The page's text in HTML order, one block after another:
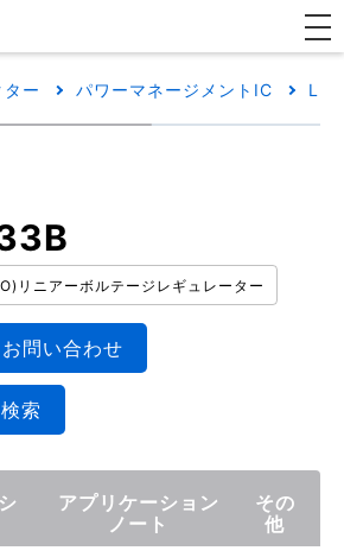
ー パワーマネージメントIC
リニアーボルテージレギュレーター
お問い合わせ
索
アプリケーション
ノート
その
他